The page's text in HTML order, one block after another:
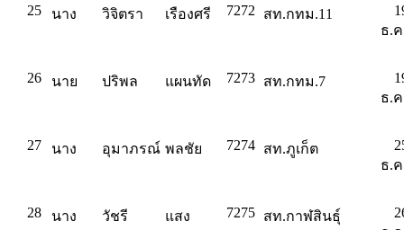
25 นาง วิจิตรา เรืองศรี 7272 สท.กทม.11
ธ.ค
26 นาย ปริพล แผนทัด 7273 สท.กทม.7
ธ.ค
27 นาง อุมาภรณ์ พลชัย 7274 สท.ภูเก็ต
ธ.ค
28 นาง วัชรี
แสง
7275 สท.กาฬสินธุ์